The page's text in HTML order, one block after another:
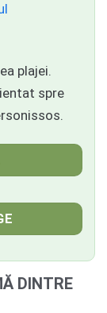
plajei.
spre
DINTRE